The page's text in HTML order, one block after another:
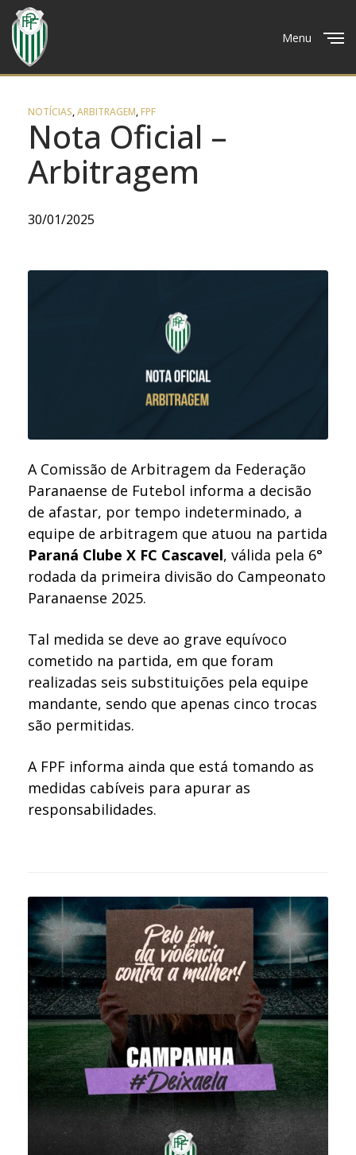
Menu
NOTÍCIAS,ARBITRAGEM,FPF
Nota Oficial –
Arbitragem
30/01/2025
A Comissão de Arbitragem da Federação
Paranaense de Futebol informa a decisão
de afastar, por tempo indeterminado, a
equipe de arbitragem que atuou na partida
Paraná Clube X FC Cascavel, válida pela 6°
rodada da primeira divisão do Campeonato
Paranaense 2025.
Tal medida se deve ao grave equívoco
cometido na partida, em que foram
realizadas seis substituições pela equipe
mandante, sendo que apenas cinco trocas
são permitidas.
A FPF informa ainda que está tomando as
medidas cabíveis para apurar as
responsabilidades.